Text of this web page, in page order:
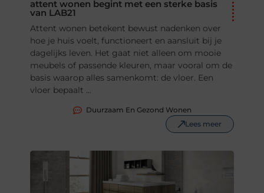
attent wonen begint met een sterke basis
van LAB21
Attent wonen betekent bewust nadenken over
hoe je huis voelt, functioneert en aansluit bij je
dagelijks leven. Het gaat niet alleen om mooie
meubels of passende kleuren, maar vooral om de
basis waarop alles samenkomt: de vloer. Een
vloer bepaalt ...
Duurzaam En Gezond Wonen
Lees meer